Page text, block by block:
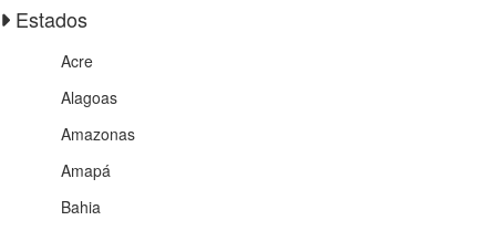
Estados
Acre
Alagoas
Amazonas
Amapá
Bahia